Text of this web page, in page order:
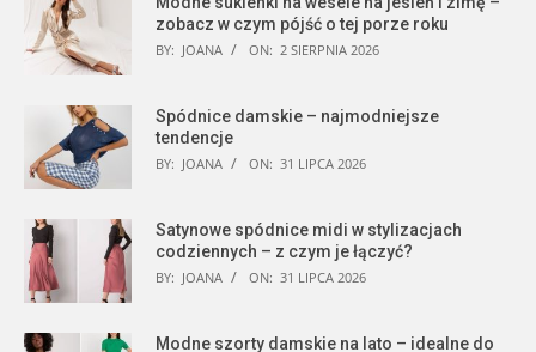
zobacz w czym pójść o tej porze roku
BY: JOANA ON: 2 SIERPNIA 2026
Spódnice damskie – najmodniejsze
tendencje
BY: JOANA ON: 31 LIPCA 2026
Satynowe spódnice midi w stylizacjach
codziennych – z czym je łączyć?
BY: JOANA ON: 31 LIPCA 2026
Modne szorty damskie na lato – idealne do